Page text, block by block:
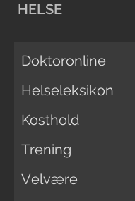
HELSE
Doktoronline
Helseleksikon
Kosthold
Trening
Velvære